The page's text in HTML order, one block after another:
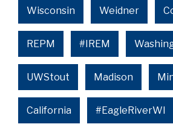
Wisconsin Weidner
REPM #IREM
UWStout Madison
California #EagleRiverWI